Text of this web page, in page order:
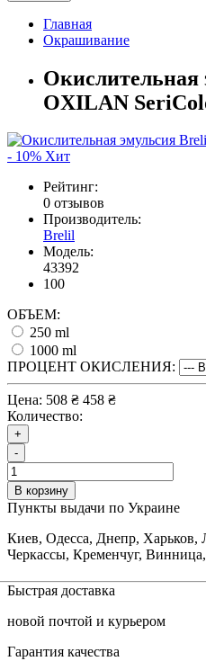
Главная
Окрашивание
Окислительная
OXILAN
- 10% Хит
Рейтинг:
0 отзывов
Производитель:
Brelil
Модель:
43392
100
ОБЪЕМ:
250 ml
1000 ml
ПРОЦЕНТ ОКИСЛЕНИЯ:
Цена: 508 ₴ 458 ₴
Количество:
+
-
В корзину
Пункты выдачи по Украине
Киев, Одесса, Днепр, Харьков,
Черкассы, Кременчуг,
Быстрая доставка
новой почтой и курьером
Гарантия качества